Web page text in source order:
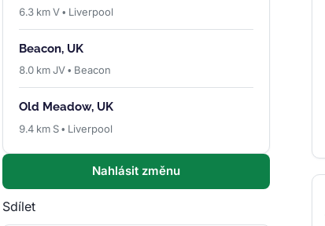
6.3 km V • Liverpool
Beacon, UK
8.0 km JV • Beacon
Old Meadow, UK
9.4 km S • Liverpool
Nahlásit změnu
Sdílet